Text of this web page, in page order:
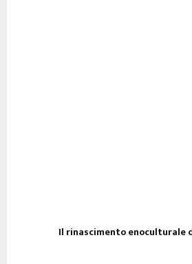
Il rinascimento enoculturale